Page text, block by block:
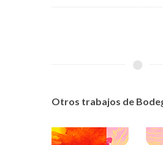
Otros trabajos de